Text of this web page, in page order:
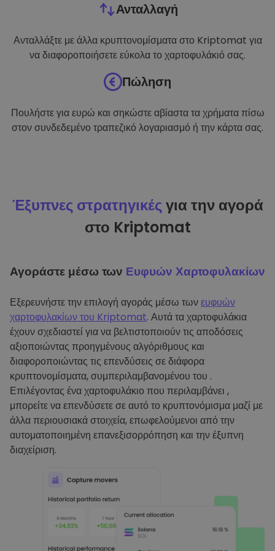
Ανταλλαγή
Ανταλλάξτε με άλλα κρυπτονομίσματα στο Kriptomat για
να διαφοροποιήσετε εύκολα το χαρτοφυλάκιό σας.
Πώληση
Πουλήστε για ευρώ και σηκώστε αβίαστα τα χρήματα πίσω
στον συνδεδεμένο τραπεζικό λογαριασμό ή την κάρτα σας.
Έξυπνες στρατηγικέςγια την αγορά
στο Kriptomat
Αγοράστε μέσω των Ευφυών Χαρτοφυλακίων
Εξερευνήστε την επιλογή αγοράς μέσω τωνευφυών
χαρτοφυλακίων του Kriptomat. Αυτά τα χαρτοφυλάκια
έχουν σχεδιαστεί για να βελτιστοποιούν τις αποδόσεις
αξιοποιώντας προηγμένους αλγόριθμους και
διαφοροποιώντας τις επενδύσεις σε διάφορα
κρυπτονομίσματα, συμπεριλαμβανομένου του .
Επιλέγοντας ένα χαρτοφυλάκιο που περιλαμβάνει ,
μπορείτε να επενδύσετε σε αυτό το κρυπτονόμισμα μαζί με
άλλα περιουσιακά στοιχεία, επωφελούμενοι από την
αυτοματοποιημένη επανεξισορρόπηση και την έξυπνη
διαχείριση.